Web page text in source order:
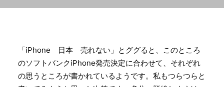
jFeedMixer
「iPhone 日本 売れない」とググると、このところ
のソフトバンクiPhone発売決定に合わせて、それぞれ
の思うところが書かれているようです。私もつらつらと